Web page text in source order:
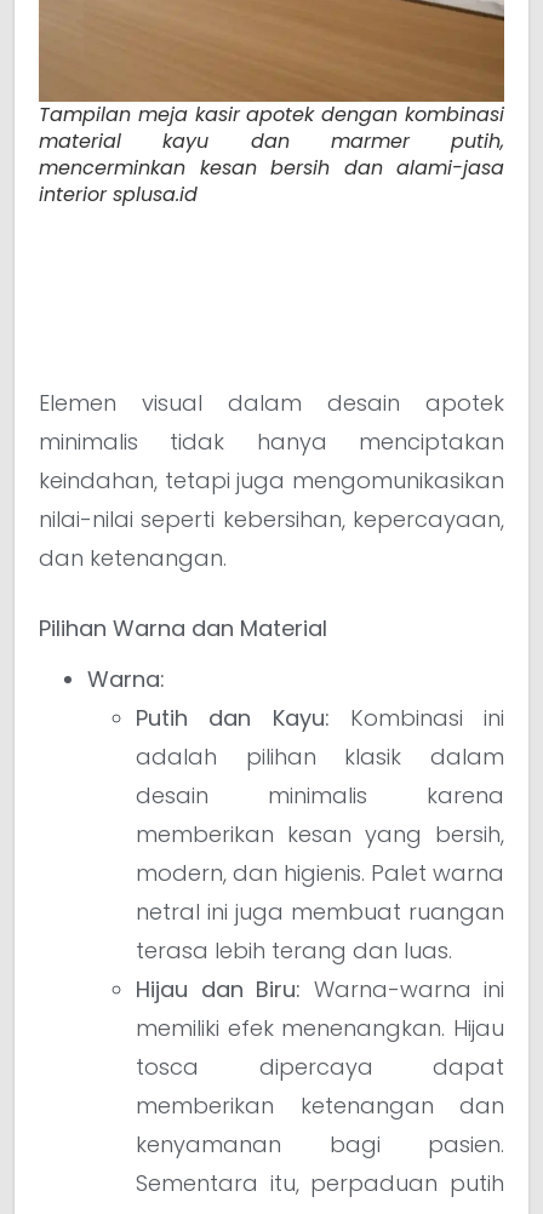
Tampilan meja kasir apotek dengan kombinasi
material kayu dan marmer putih,
mencerminkan kesan bersih dan alami-jasa
interior splusa.id
Elemen visual dalam desain apotek
minimalis tidak hanya menciptakan
keindahan, tetapi juga mengomunikasikan
nilai-nilai seperti kebersihan, kepercayaan,
dan ketenangan.
Pilihan Warna dan Material
Warna:
Putih dan Kayu: Kombinasi ini
adalah pilihan klasik dalam
desain minimalis karena
memberikan kesan yang bersih,
modern, dan higienis. Palet warna
netral ini juga membuat ruangan
terasa lebih terang dan luas.
Hijau dan Biru: Warna-warna ini
memiliki efek menenangkan. Hijau
tosca dipercaya dapat
memberikan ketenangan dan
kenyamanan bagi pasien.
Sementara itu, perpaduan putih